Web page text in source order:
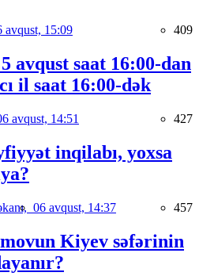
avqust, 15:09 409
avqust saat 16:00-dan
il saat 16:00-dək
avqust, 14:51 427
inqilabı, yoxsa
06 avqust, 14:37 457
Kiyev səfərinin